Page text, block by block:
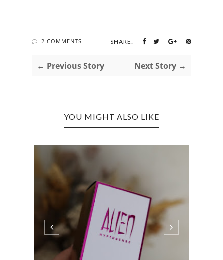
2 COMMENTS SHARE:
← Previous Story Next Story →
YOU MIGHT ALSO LIKE